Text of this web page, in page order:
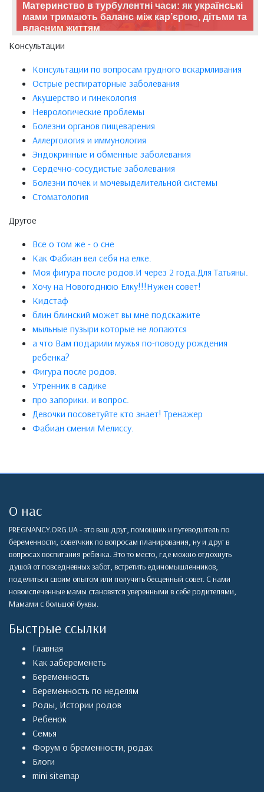
Материнство в турбулентні часи: як українські
мами тримають баланс між кар’єрою, дітьми та
власним життям
Консультации
Консультации по вопросам грудного вскармливания
Острые респираторные заболевания
Акушерство и гинекология
Неврологические проблемы
Болезни органов пищеварения
Аллергология и иммунология
Эндокринные и обменные заболевания
Сердечно-сосудистые заболевания
Болезни почек и мочевыделительной системы
Стоматология
Другое
Все о том же - о сне
Как Фабиан вел себя на елке.
Моя фигура после родов.И через 2 года.Для Татьяны.
Хочу на Новогоднюю Елку!!!Нужен совет!
Кидстаф
блин блинский может вы мне подскажите
мыльные пузыри которые не лопаются
а что Вам подарили мужья по-поводу рождения
ребенка?
Фигура после родов.
Утренник в садике
про запорики. и вопрос.
Девочки посоветуйте кто знает! Тренажер
Фабиан сменил Мелиссу.
О нас
PREGNANCY.ORG.UA - это ваш друг, помощник и путеводитель по
беременности, советчкик по вопросам планирования, ну и друг в
вопросах воспитания ребенка. Это то место, где можно отдохнуть
душой от повседневных забот, встретить единомышленников,
поделиться своим опытом или получить бесценный совет. С нами
новоиспеченные мамы становятся уверенными в себе родителями,
Мамами с большой буквы.
Быстрые ссылки
Главная
Как забеременеть
Беременность
Беременность по неделям
Роды, Истории родов
Ребенок
Семья
Форум о бременности, родах
Блоги
mini sitemap